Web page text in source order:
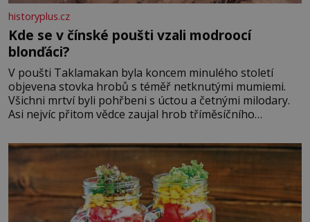
historyplus.cz
Kde se v čínské poušti vzali modroocí
blonďáci?
V poušti Taklamakan byla koncem minulého století
objevena stovka hrobů s téměř netknutými mumiemi.
Všichni mrtví byli pohřbeni s úctou a četnými milodary.
Asi nejvíc přitom vědce zaujal hrob tříměsíčního
blonďaté vlásky. Fakt, že jsou těla dávných lidí nesmírně
dobře zachovalá, přičítají odborníci zdejším klimatickým
podmínkám. Sucho, prosolené písky a extrémně